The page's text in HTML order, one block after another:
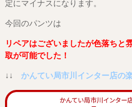
定にマイナスになります。
今回のパンツは
リペアはございましたが色落ちと
取が可能でした！
↓↓ かんてい局市川インター店の